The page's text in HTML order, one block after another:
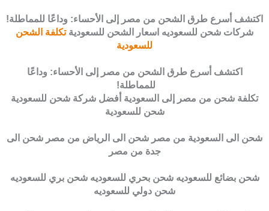
اكتشف أسرع طرق الشحن من مصر إلى الأحساء: وداعًا للمماطلة!
شركات شحن للسعوديه اسعار الشحن للسعوديةتكلفة الشحن
للسعودية
اكتشف أسرع طرق الشحن من مصر إلى الأحساء: وداعًا
للمماطلة!
تكلفة شحن من مصر إلى السعودية أفضل شركة شحن للسعودية
شحن للسعودية
شحن الى السعودية من مصر شحن الى الرياض من مصر شحن الى
جدة من مصر
شحن بضائع للسعوديه شحن بحري للسعوديه شحن بري للسعوديه
شحن دولي للسعوديه